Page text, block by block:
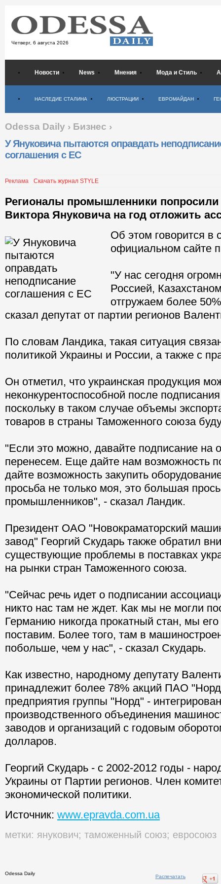
Четверг, 6 августа 2026
Новости News Мнения Мода и Стиль
НАСЛЕДИЕ СТАЛИНА ЛЮСТРАЦИИ ЕВРОМАЙДАН
Odessa Daily › Бизнес ›
У Януковича пытаются оправдать
соглашения с ЕС
Реклама Скачать журнал STYLE
Регионалы промышленники попросили
Виктора Януковича на год отложить
Об этом говорится в
официальном сайте
"У нас сегодня
Россией,
отгружаем более
сказал депутат от партии регионов
По словам Ландика, такая ситуация
политикой Украины и России, а также с
Он отметил, что украинская продукция
неконкурентоспособной после
поскольку в таком случае объемы
товаров в страны Таможенного союза
"Если это можно, давайте подписание на
перенесем. Еще дайте нам возможность
дайте возможность закупить
просьба не только моя, это большая
промышленников", - сказал Ландик.
Президент ОАО "Новокраматорский
завод" Георгий Скударь также обратил
существующие проблемы в поставках
на рынки стран Таможенного союза.
"Сейчас речь идет о подписании
никто нас там не ждет. Как мы не могли
Германию никогда прокатный стан, мы его
поставим. Более того, там в
побольше, чем у нас", - сказал Скударь.
Как известно, народному депутату
принадлежит более 78% акций ПАО
предприятия группы "Норд" -
производственного объединения
заводов и организаций с годовым
долларов.
Георгий Скударь - с 2002-2012 годы -
Украины от Партии регионов. Член
экономической политики.
Источник: www.epravda.com.ua
метки: янукович; таможенный союз; евросоюз
Odessa Daily